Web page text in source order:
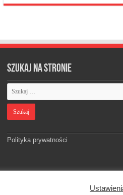
Szukaj na stronie
Polityka prywatności
Designed